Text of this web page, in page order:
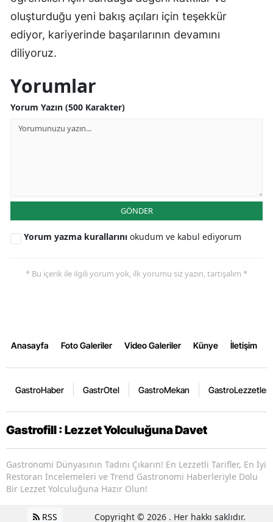
oluşturduğu yeni bakış açıları için teşekkür
ediyor, kariyerinde başarılarının devamını
diliyoruz.
Yorumlar
Yorum Yazın (500 Karakter)
GÖNDER
Yorum yazma kurallarını okudum ve kabul ediyorum
* Bu içerik ile ilgili yorum yok, ilk yorumu siz yazın, tartışalım *
Anasayfa Foto Galeriler Video Galeriler Künye İletişim
GastroHaber GastrOtel GastroMekan GastroLezzetler
Gastrofill : Lezzet Yolculuğuna Davet
Gastronomi Dünyasının Tadını Çıkarın! En Lezzetli Tarifler, En İyi
Restoran İncelemeleri ve Trend Gastronomi Haberleriyle Dolu
Bir Lezzet Yolculuğuna Hazır Olun!
RSS Copyright © 2026 . Her hakkı saklıdır.